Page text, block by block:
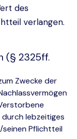
des
verlangen.
(§ 2325ff.
Zwecke der
lebzeitiges
seinen Pflichtteil